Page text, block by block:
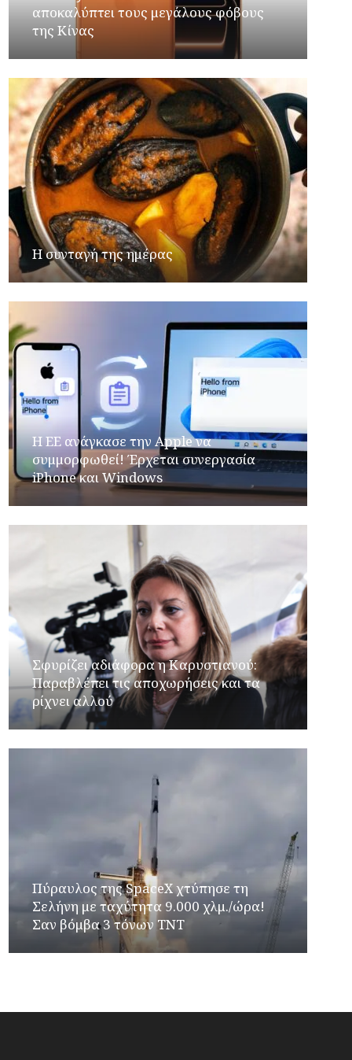
αποκαλύπτει τους μεγάλους φόβους
της Κίνας
Η συνταγή της ημέρας
H ΕΕ ανάγκασε την Apple να
συμμορφωθεί! Έρχεται συνεργασία
iPhone και Windows
Σφυρίζει αδιάφορα η Καρυστιανού:
Παραβλέπει τις αποχωρήσεις και τα
ρίχνει αλλού
Πύραυλος της SpaceX χτύπησε τη
Σελήνη με ταχύτητα 9.000 χλμ./ώρα!
Σαν βόμβα 3 τόνων TNT